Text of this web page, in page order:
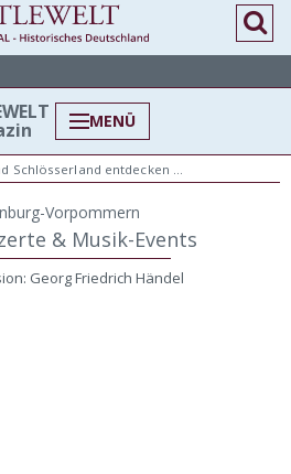
Schlösserland entdecken …
Vorpommern
& Musik-Events
Georg Friedrich Händel
MENÜ